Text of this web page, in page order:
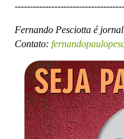
Fernando Pesciotta é
Contato: